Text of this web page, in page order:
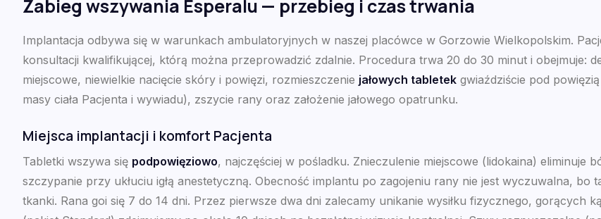
Zabieg wszywania Esperalu — przebieg i czas trwania
Implantacja odbywa się w warunkach ambulatoryjnych w naszej placówce w Gorzowie Wielkopolskim.
konsultacji kwalifikującej, którą można przeprowadzić zdalnie. Procedura trwa 20 do 30 minut i obejmuje:
miejscowe, niewielkie nacięcie skóry i powięzi, rozmieszczenie jałowych tabletek gwiaździście pod
masy ciała Pacjenta i wywiadu), zszycie rany oraz założenie jałowego opatrunku.
Miejsca implantacji i komfort Pacjenta
Tabletki wszywa się podpowięziowo, najczęściej w pośladku. Znieczulenie miejscowe (lidokaina) eliminuje
szczypanie przy ukłuciu igłą anestetyczną. Obecność implantu po zagojeniu rany nie jest wyczuwalna, bo
tkanki. Rana goi się 7 do 14 dni. Przez pierwsze dwa dni zalecamy unikanie wysiłku fizycznego, gorących